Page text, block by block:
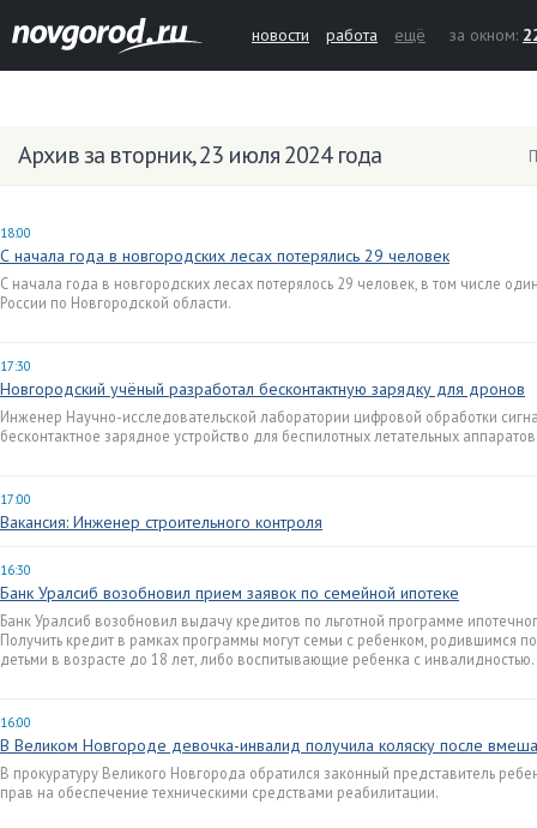
новости работа ещё за окном:
Архив за вторник, 23 июля 2024 года
18:00
С начала года в новгородских лесах потерялись 29 человек
С начала года в новгородских лесах потерялось 29 человек, в том числе
России по Новгородской области.
17:30
Новгородский учёный разработал бесконтактную зарядку для дронов
Инженер Научно-исследовательской лаборатории цифровой обработки
бесконтактное зарядное устройство для беспилотных летательных
17:00
Вакансия: Инженер строительного контроля
16:30
Банк Уралсиб возобновил прием заявок по семейной ипотеке
Банк Уралсиб возобновил выдачу кредитов по льготной программе
Получить кредит в рамках программы могут семьи с ребенком, родившимся
детьми в возрасте до 18 лет, либо воспитывающие ребенка с инвалидностью.
16:00
В Великом Новгороде девочка-инвалид получила коляску после
В прокуратуру Великого Новгорода обратился законный представитель
прав на обеспечение техническими средствами реабилитации.